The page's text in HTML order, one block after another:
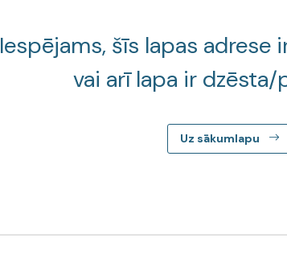
Iespējams, šīs lapas adrese
vai arī lapa ir
Uz sākumlapu